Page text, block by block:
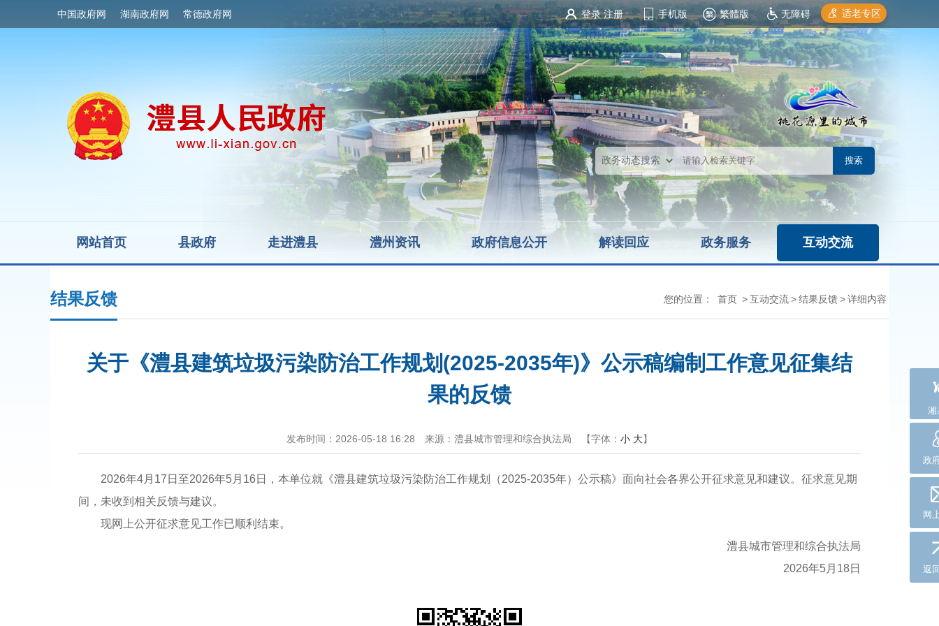
登录 注册 手机版 繁體版 无障碍 适老专区
中国政府网 湖南政府网 常德政府网
网站首页 县政府 走进澧县 澧州资讯 政府信息公开 解读回应 政务服务 互动交流
您的位置： 首页 >互动交流>结果反馈>详细内容
结果反馈
关于《澧县建筑垃圾污染防治工作规划(2025-2035年)》公示稿编制工作意见征集结
果的反馈
发布时间：2026-05-18 16:28 来源：澧县城市管理和综合执法局 【字体： 小 大】
2026年4月17日至2026年5月16日，本单位就《澧县建筑垃圾污染防治工作规划（2025-2035年）公示稿》面向社会各界公开征求意见和建议。征求意见期
间，未收到相关反馈与建议。
现网上公开征求意见工作已顺利结束。
澧县城市管理和综合执法局
2026年5月18日
湘
政
网
返